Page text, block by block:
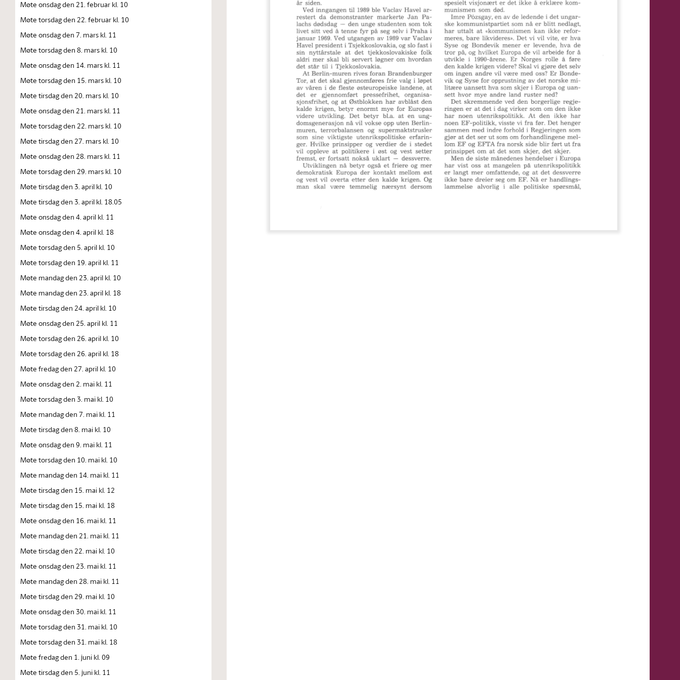
Møte onsdag den 21. februar kl. 10
Møte torsdag den 22. februar kl. 10
Møte onsdag den 7. mars kl. 11
Møte torsdag den 8. mars kl. 10
Møte onsdag den 14. mars kl. 11
Møte torsdag den 15. mars kl. 10
Møte tirsdag den 20. mars kl. 10
Møte onsdag den 21. mars kl. 11
Møte torsdag den 22. mars kl. 10
Møte tirsdag den 27. mars kl. 10
Møte onsdag den 28. mars kl. 11
Møte torsdag den 29. mars kl. 10
Møte tirsdag den 3. april kl. 10
Møte tirsdag den 3. april kl. 18.05
Møte onsdag den 4. april kl. 11
Møte onsdag den 4. april kl. 18
Møte torsdag den 5. april kl. 10
Møte torsdag den 19. april kl. 11
Møte mandag den 23. april kl. 10
Møte mandag den 23. april kl. 18
Møte tirsdag den 24. april kl. 10
Møte onsdag den 25. april kl. 11
Møte torsdag den 26. april kl. 10
Møte torsdag den 26. april kl. 18
Møte fredag den 27. april kl. 10
Møte onsdag den 2. mai kl. 11
Møte torsdag den 3. mai kl. 10
Møte mandag den 7. mai kl. 11
Møte tirsdag den 8. mai kl. 10
Møte onsdag den 9. mai kl. 11
Møte torsdag den 10. mai kl. 10
Møte mandag den 14. mai kl. 11
Møte tirsdag den 15. mai kl. 12
Møte tirsdag den 15. mai kl. 18
Møte onsdag den 16. mai kl. 11
Møte mandag den 21. mai kl. 11
Møte tirsdag den 22. mai kl. 10
Møte onsdag den 23. mai kl. 11
Møte mandag den 28. mai kl. 11
Møte tirsdag den 29. mai kl. 10
Møte onsdag den 30. mai kl. 11
Møte torsdag den 31. mai kl. 10
Møte torsdag den 31. mai kl. 18
Møte fredag den 1. juni kl. 09
Møte tirsdag den 5. juni kl. 11